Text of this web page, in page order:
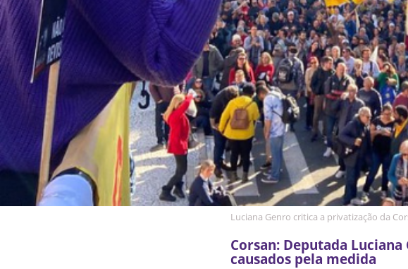
Luciana Genro critica a privatização da
Corsan: Deputada
causados pela medida